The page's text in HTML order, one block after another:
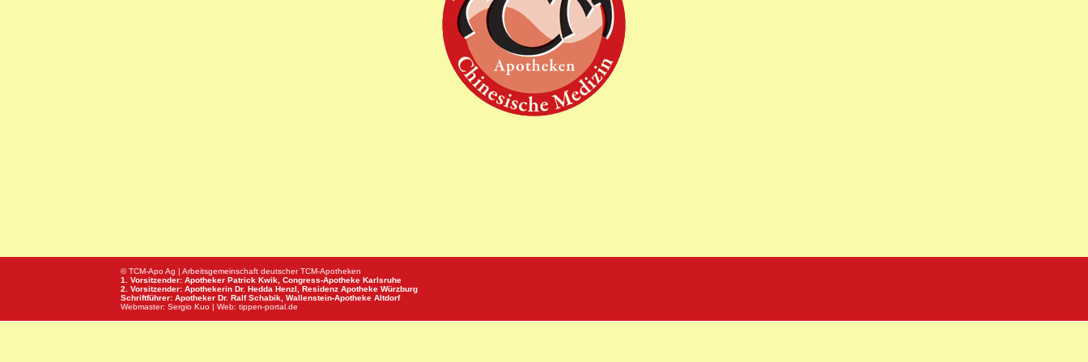
© TCM-Apo Ag | Arbeitsgemeinschaft deutscher TCM-Apotheken
1. Vorsitzender: Apotheker Patrick Kwik, Congress-Apotheke Karlsruhe
2. Vorsitzender: Apothekerin Dr. Hedda Henzl, Residenz Apotheke Würzburg
Schriftführer: Apotheker Dr. Ralf Schabik, Wallenstein-Apotheke Altdorf
Webmaster: Sergio Kuo | Web: tippen-portal.de